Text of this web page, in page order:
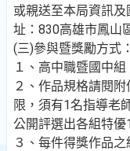
或親送至本局資訊
址：830高雄市鳳山
(三)參與暨獎勵方式：
１、高中職暨國中
２、作品規格請閱
限，須有1名指導老
公開評選出各組特優
３、每件得獎作品